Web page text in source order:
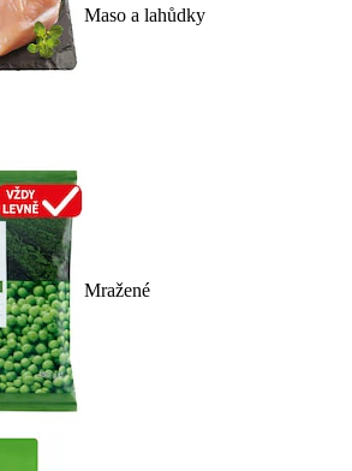
Maso a lahůdky
Mražené